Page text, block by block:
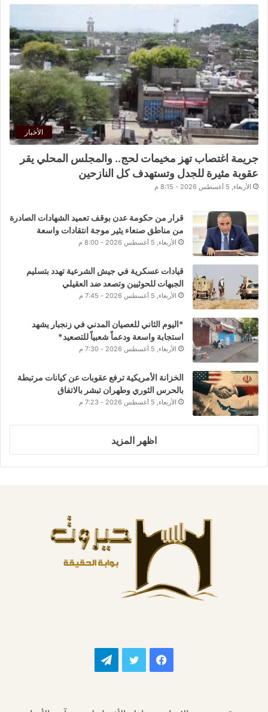
الأخبار
جريمة اغتصاب تهز مخيمات لحج.. والمجلس المحلي يقر
عقوبة مثيرة للجدل وتستهدف كل النازحين
الأربعاء, 5 أغسطس 2026 - 8:15 م
قرار من حكومة عدن بوقف تعميد الشهادات الصادرة
من مناطق صنعاء يثير موجة انتقادات واسعة
الأربعاء, 5 أغسطس 2026 - 8:00 م
قيادات عسكرية في جيش الشرعية تهدد بتسليم
الجبهات للحوثيين وتصعد ضد العقيلي
الأربعاء, 5 أغسطس 2026 - 7:45 م
*اليوم الثاني للعصيان المدني في زنجبار يشهد
استجابة واسعة ودعماً شعبياً للتصعيد*
الأربعاء, 5 أغسطس 2026 - 7:30 م
الخزانة الأمريكية ترفع عقوبات عن كيانات مرتبطة
بالحرس الثوري وطهران تبشر بالاتفاق
الأربعاء, 5 أغسطس 2026 - 7:23 م
اظهر المزيد
فيسبوك تويتر تيلقرام